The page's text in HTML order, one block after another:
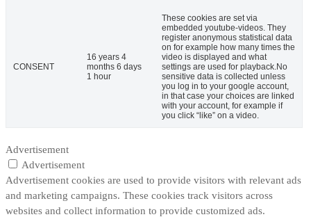
CONSENT
16 years 4
months 6 days
1 hour
These cookies are set via
embedded youtube-videos. They
register anonymous statistical data
on for example how many times the
video is displayed and what
settings are used for playback.No
sensitive data is collected unless
you log in to your google account,
in that case your choices are linked
with your account, for example if
you click “like” on a video.
Advertisement
Advertisement
Advertisement cookies are used to provide visitors with relevant ads
and marketing campaigns. These cookies track visitors across
websites and collect information to provide customized ads.